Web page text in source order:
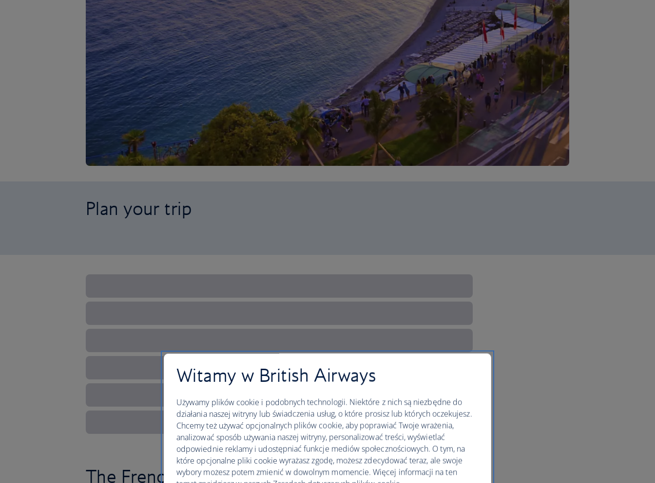
Plan your trip
The French Riviera is calling
Witamy w British Airways
Używamy plików cookie i podobnych technologii. Niektóre z nich są niezbędne do
działania naszej witryny lub świadczenia usług, o które prosisz lub których oczekujesz.
Chcemy też używać opcjonalnych plików cookie, aby poprawiać Twoje wrażenia,
analizować sposób używania naszej witryny, personalizować treści, wyświetlać
odpowiednie reklamy i udostępniać funkcje mediów społecznościowych. O tym, na
które opcjonalne pliki cookie wyrażasz zgodę, możesz zdecydować teraz, ale swoje
wybory możesz potem zmienić w dowolnym momencie. Więcej informacji na ten